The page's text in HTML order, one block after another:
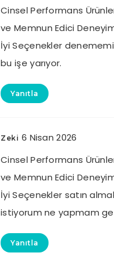
Cinsel Performans
ve Memnun Edici
İyi Seçenekler
bu işe yarıyor.
Yanıtla
Zeki 6 Nisan 2026
Cinsel Performans
ve Memnun Edici
İyi Seçenekler satın
istiyorum ne yapmam
Yanıtla